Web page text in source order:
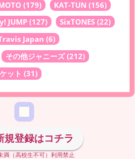
(179) KAT-TUN (156)
JUMP (127) SixTONES (22)
Japan (6)
その他ジャニーズ(212)
ット (31)
登録はコチラ
（高校生不可）利用禁止